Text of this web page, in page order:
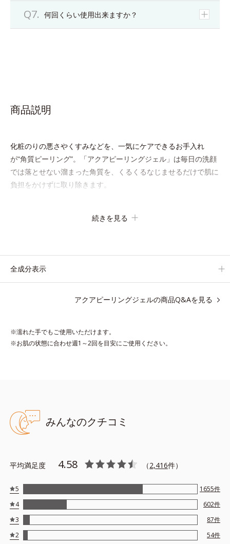
何回くらい使用出来ますか？
商品説明
化粧のりの悪さやくすみなどを、一気にケアできるお手入れ
が“角質ピーリング”。「アクアピーリングジェル」は毎日の洗顔
では落とせない溜まった角質を、くるくるなじませるだけで肌に
負担をかけずに取り除きます。
やすく浮かせてから、「消しゴム」のようにポロポロに巻き込ん
て」「刺激が心配…」という方にもおすすめです。
ピーリング後の肌は、しっとりツルツルの触りごこち。表面の角
かで透明感あふれる素肌へ導きます。
●無油分、無香料、無着色 ●アクアミネラルモイストベース（海洋深
層水を含有した水で構成される保湿ベース）●リアクトキャッチファ
コールフリー
ことではありません。
続きを見る
全成分表示
アクアピーリングジェルの商品Q&Aを見る
※濡れた手でもご使用いただけます。
※お肌の状態に合わせ週1～2回を目安にご使用ください。
みんなのクチコミ
平均満足度 4.58 （2,416件）
5 1655件
4
602件
3
87件
2
54件